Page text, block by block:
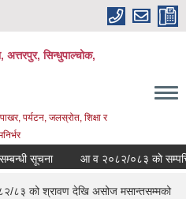
अत्तरपुर, सिन्धुपाल्चोक,
पर्यटन, जलस्रोत, शिक्षा र
सूचना आ व २०८२/०८३ काे सम्पत्ति
८३ को श्रावण देखि असोज मसान्तसम्मको